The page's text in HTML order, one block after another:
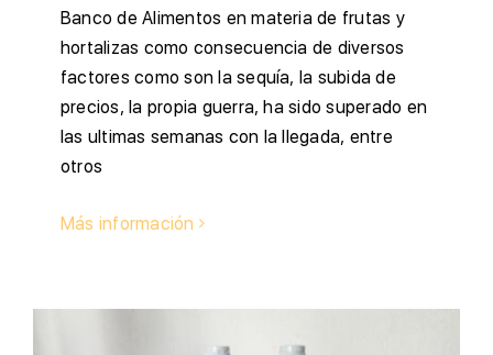
Banco de Alimentos en materia de frutas y
hortalizas como consecuencia de diversos
factores como son la sequía, la subida de
precios, la propia guerra, ha sido superado en
las ultimas semanas con la llegada, entre
otros
Más información